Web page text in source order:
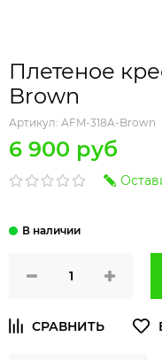
Плетеное
Brown
Артикул: AFM-318A-Brown
6 900 руб